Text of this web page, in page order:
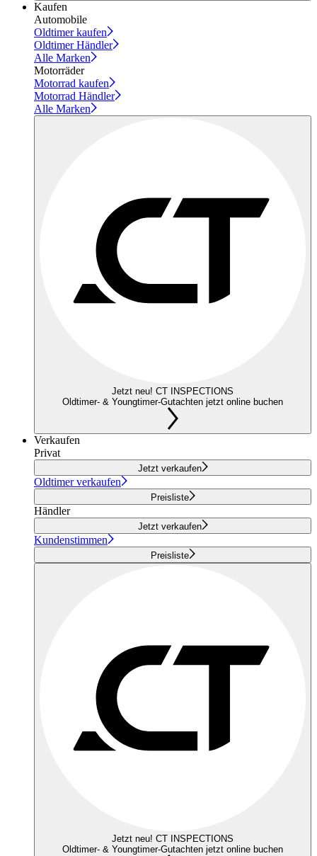
Kaufen
Automobile
Oldtimer kaufen
Oldtimer Händler
Alle Marken
Motorräder
Motorrad kaufen
Motorrad Händler
Alle Marken
Jetzt neu! CT INSPECTIONS
Oldtimer- & Youngtimer-Gutachten jetzt online buchen
Verkaufen
Privat
Jetzt verkaufen
Oldtimer verkaufen
Preisliste
Händler
Jetzt verkaufen
Kundenstimmen
Preisliste
Jetzt neu! CT INSPECTIONS
Oldtimer- & Youngtimer-Gutachten jetzt online buchen